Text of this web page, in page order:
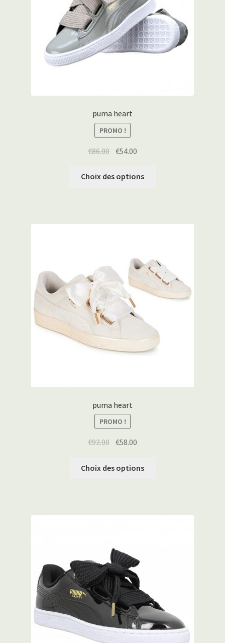
puma heart
PROMO !
€86.00 €54.00
Choix des options
puma heart
PROMO !
€92.00 €58.00
Choix des options